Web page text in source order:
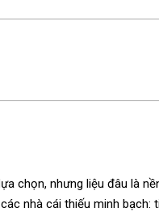
chọn, nhưng liệu đâu là
nhà cái thiếu minh bạch: